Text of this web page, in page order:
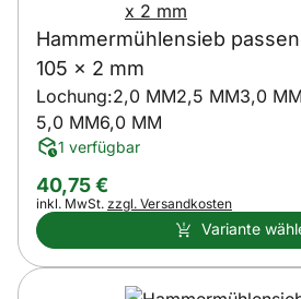
Hammermühlensieb
105 x 2 mm
Lochung:2,0 MM2,5 MM3,0 MM
5,0 MM6,0 MM
1 verfügbar
40,75€
Steuerhinweis:
inkl. MwSt. zzgl. Versandkosten
Variante